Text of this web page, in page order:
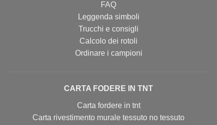
FAQ
Leggenda simboli
Trucchi e consigli
Calcolo dei rotoli
Ordinare i campioni
CARTA FODERE IN TNT
Carta fordere in tnt
Carta rivestimento murale tessuto no tessuto